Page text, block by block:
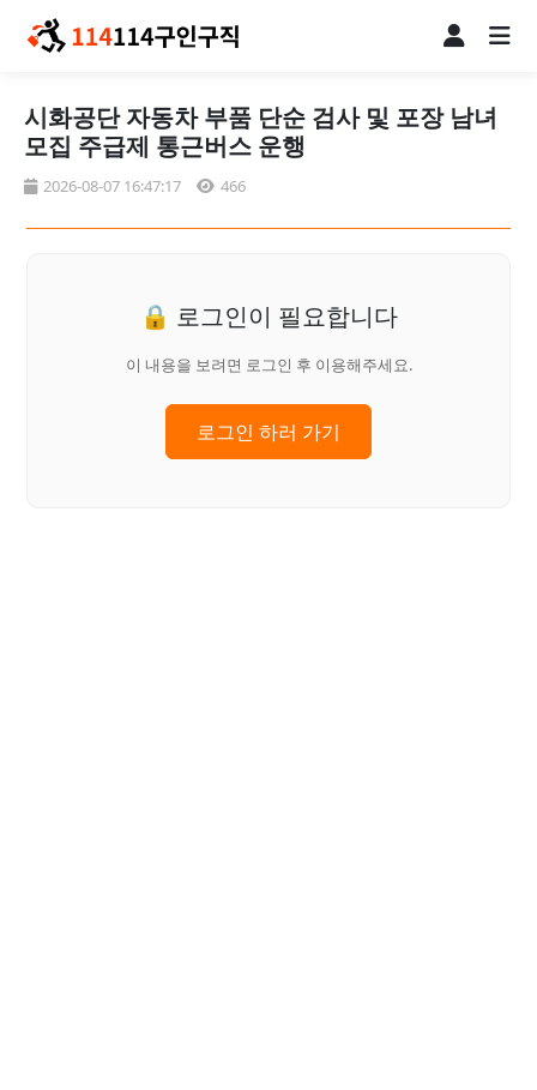
시화공단 자동차 부품 단순 검사 및 포장 남녀
모집 주급제 통근버스 운행
2026-08-07 16:47:17 466
🔒 로그인이 필요합니다
이 내용을 보려면 로그인 후 이용해주세요.
로그인 하러 가기